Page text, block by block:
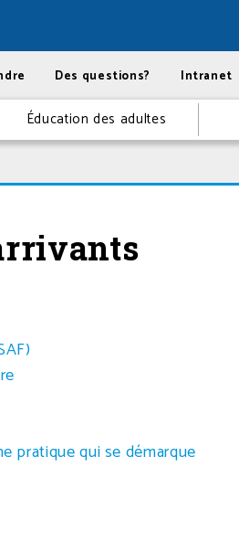
Des questions? Intranet
Éducation des adultes
pratique qui se démarque